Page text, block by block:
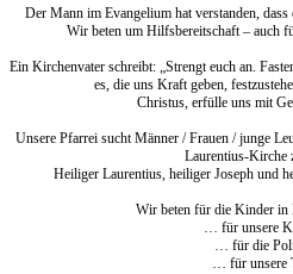
Der Mann im Evangelium hat verstanden,
Wir beten um Hilfsbereitschaft – auch
Ein Kirchenvater schreibt: „Strengt euch an.
es, die uns Kraft geben,
Christus, erfülle uns mit
Unsere Pfarrei sucht Männer / Frauen / junge
Laurentius-Kirche
Heiliger Laurentius, heiliger Joseph und
Wir beten für die Kinder
… für unsere
… für die
… für unsere